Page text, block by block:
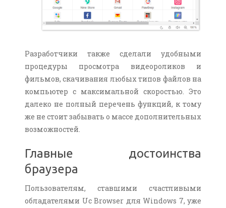
Разработчики также сделали удобными
процедуры просмотра видеороликов и
фильмов, скачивания любых типов файлов на
компьютер с максимальной скоростью. Это
далеко не полный перечень функций, к тому
же не стоит забывать о массе дополнительных
возможностей.
Главные достоинства
браузера
Пользователям, ставшими счастливыми
обладателями Uc Browser для Windows 7, уже